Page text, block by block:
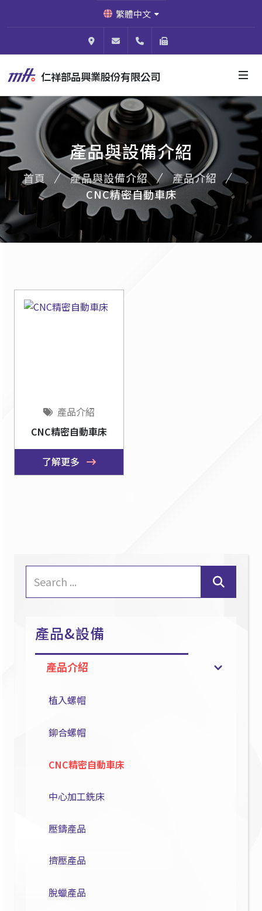
繁體中文
824003高雄市燕巢區安林四街64號
shou@micro-f.com.tw
886-7-614-0788
仁祥部品興業股份有限公司
產品與設備介紹
首頁 產品與設備介紹
產品介紹
CNC精密自動車床
產品&設備
產品介紹
植入螺帽
鉚合螺帽
CNC精密自動車床
中心加工銑床
壓鑄產品
擠壓產品
脫蠟產品
產品介紹
CNC精密自動車床
了解更多